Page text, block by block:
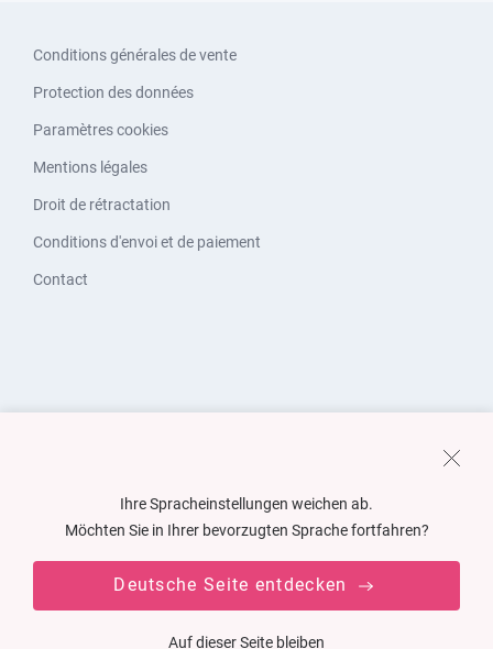
Conditions générales de vente
Protection des données
Paramètres cookies
Mentions légales
Droit de rétractation
Conditions d'envoi et de paiement
Contact
Ihre Spracheinstellungen weichen ab.
Möchten Sie in Ihrer bevorzugten Sprache fortfahren?
Deutsche Seite entdecken
Auf dieser Seite bleiben